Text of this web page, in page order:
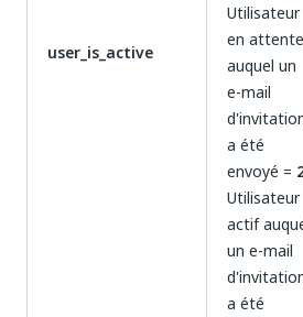
user_is_active
Utilisateur
en attente
auquel un
e-mail
a été
envoyé =
Utilisateur
actif
un e-mail
a été